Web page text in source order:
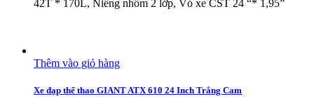
42T * 170L, Niềng nhôm 2 lớp, Vỏ xe CST 24 “* 1,95”
Thêm vào giỏ hàng
Xe đạp thể thao GIANT ATX 610 24 Inch Trắng Cam